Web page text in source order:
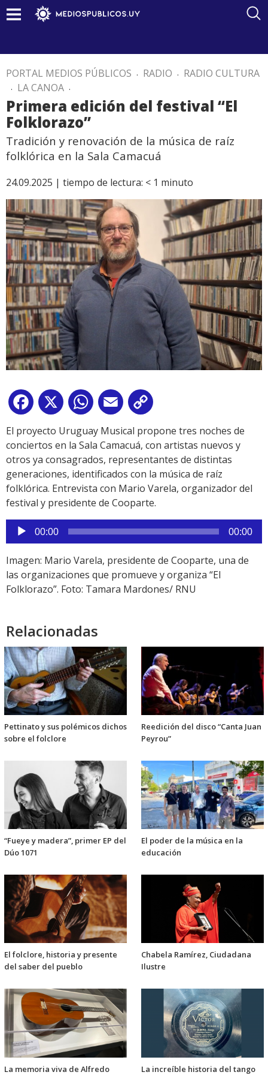
PORTAL MEDIOS PÚBLICOS . RADIO . RADIO CULTURA
. LA CANOA .
Primera edición del festival “El
Folklorazo”
Tradición y renovación de la música de raíz
folklórica en la Sala Camacuá
24.09.2025 | tiempo de lectura: < 1 minuto
Facebook
X WhatsApp
Email
Link
El proyecto Uruguay Musical propone tres noches de
conciertos en la Sala Camacuá, con artistas nuevos y
otros ya consagrados, representantes de distintas
generaciones, identificados con la música de raíz
folklórica. Entrevista con Mario Varela, organizador del
festival y presidente de Cooparte.
Reproductor
de
audio
00:00 00:00
Imagen: Mario Varela, presidente de Cooparte, una de
las organizaciones que promueve y organiza “El
Folklorazo”. Foto: Tamara Mardones/ RNU
Relacionadas
Pettinato y sus polémicos dichos
sobre el folclore
Reedición del disco “Canta Juan
Peyrou”
“Fueye y madera”, primer EP del
Dúo 1071
El poder de la música en la
educación
El folclore, historia y presente
del saber del pueblo
Chabela Ramírez, Ciudadana
Ilustre
La memoria viva de Alfredo La increíble historia del tango